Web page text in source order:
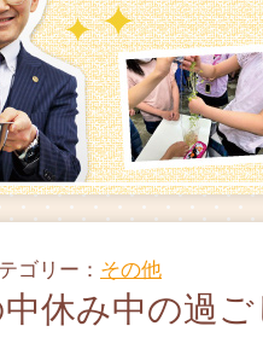
ゴリー： その他
休み中の過ご